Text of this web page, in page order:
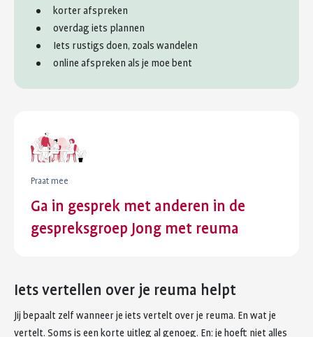
korter afspreken
overdag iets plannen
Iets rustigs doen, zoals wandelen
online afspreken als je moe bent
Praat mee
Ga in gesprek met anderen in de
gespreksgroep Jong met reuma
Iets vertellen over je reuma helpt
Jij bepaalt zelf wanneer je iets vertelt over je reuma. En wat je
vertelt. Soms is een korte uitleg al genoeg. En: je hoeft niet alles